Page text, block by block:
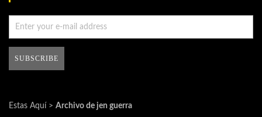
Estas Aquí > Archivo de jen guerra